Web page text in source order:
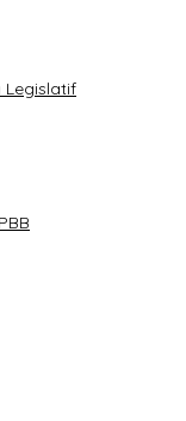
Legislatif